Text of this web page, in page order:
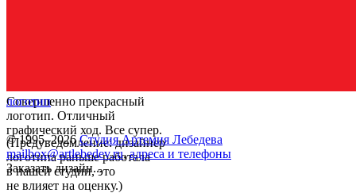
Совершенно прекрасный
логотип. Отличный
графический ход. Все супер.
(Предуведомление: дизайнер
логотипа раньше работала
в нашей студии, это
не влияет на оценку.)
логотип
© 1995–2026 Студия Артемия Лебедева
mailbox@artlebedev.ru, адреса и телефоны
Заказать дизайн...